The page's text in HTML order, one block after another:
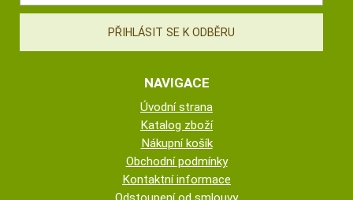
NAVIGACE
Úvodní strana
Katalog zboží
Nákupní košík
Obchodní podmínky
Kontaktní informace